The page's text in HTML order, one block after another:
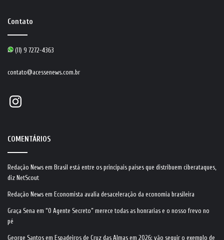
Contato
(11) 9 7272-4363
contato@acessenews.com.br
Instagram
COMENTÁRIOS
Redação News em Brasil está entre os principais países que distribuem ciberataques,
diz NetScout
Redação News em Economista avalia desaceleração da economia brasileira
Graça Sena em “O Agente Secreto” merece todas as honrarias e o nosso frevo no
pé
George Santos em Espadeiros de Cruz das Almas em 2026: vão seguir o exemplo de